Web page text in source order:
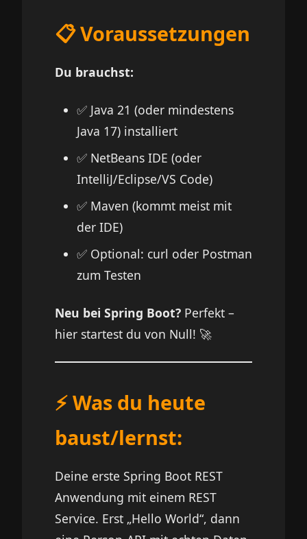
📋 Voraussetzungen
Du brauchst:
✅ Java 21 (oder mindestens
Java 17) installiert
✅ NetBeans IDE (oder
IntelliJ/Eclipse/VS Code)
✅ Maven (kommt meist mit
der IDE)
✅ Optional: curl oder Postman
zum Testen
Neu bei Spring Boot? Perfekt –
hier startest du von Null! 🚀
⚡ Was du heute
baust/lernst:
Deine erste Spring Boot REST
Anwendung mit einem REST
Service. Erst „Hello World“, dann